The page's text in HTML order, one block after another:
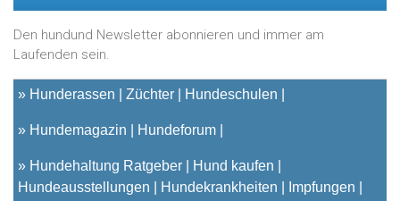
Den hundund Newsletter abonnieren und immer am
Laufenden sein.
» Hunderassen Züchter Hundeschulen
» Hundemagazin Hundeforum
» Hundehaltung Ratgeber
Hund kaufen
Hundeausstellungen
Hundekrankheiten Impfungen